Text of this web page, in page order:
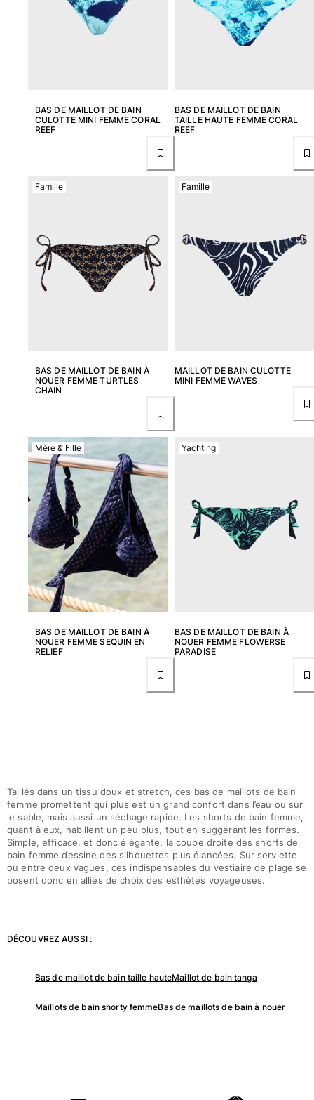
Maillots de bain
Bas
Tous les articles
Robes et jupes
T-shirts
Tous les articles
Tous les articles
Casquettes
Bobs
Tous les articles
Serviettes de plage et paréos
Serviettes de plage
Serviettes de plage fouta
Paréos
Tous les articles
Sacs
Sacs de plage
Sacs de Voyage
Foulards
Tous les articles
Accessoires Enfants
Chapeaux de plage
Tous les articles
BAS DE MAILLOT DE BAIN
CULOTTE MINI FEMME CORAL
REEF
BAS DE MAILLOT DE BAIN
TAILLE HAUTE FEMME CORAL
REEF
BAS DE MAILLOT DE BAIN À
NOUER FEMME TURTLES
CHAIN
Famille
MAILLOT DE BAIN CULOTTE
MINI FEMME WAVES
Famille
BAS DE MAILLOT DE BAIN À
NOUER FEMME SEQUIN EN
RELIEF
Mère & Fille
BAS DE MAILLOT DE BAIN À
NOUER FEMME FLOWERSE
PARADISE
Yachting
Taillés dans un tissu doux et stretch, ces bas de maillots de bain
femme promettent qui plus est un grand confort dans l’eau ou sur
le sable, mais aussi un séchage rapide. Les shorts de bain femme,
quant à eux, habillent un peu plus, tout en suggérant les formes.
Simple, efficace, et donc élégante, la coupe droite des shorts de
bain femme dessine des silhouettes plus élancées. Sur serviette
ou entre deux vagues, ces indispensables du vestiaire de plage se
posent donc en alliés de choix des esthètes voyageuses.
DÉCOUVREZ AUSSI :
Bas de maillot de bain taille hauteMaillot de bain tanga
Maillots de bain shorty femmeBas de maillots de bain à nouer